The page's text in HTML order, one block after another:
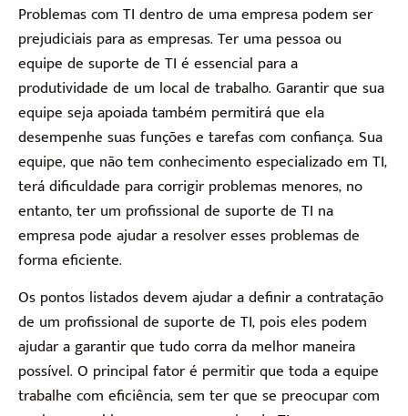
Problemas com TI dentro de uma empresa podem ser
prejudiciais para as empresas. Ter uma pessoa ou
equipe de suporte de TI é essencial para a
produtividade de um local de trabalho. Garantir que sua
equipe seja apoiada também permitirá que ela
desempenhe suas funções e tarefas com confiança. Sua
equipe, que não tem conhecimento especializado em TI,
terá dificuldade para corrigir problemas menores, no
entanto, ter um profissional de suporte de TI na
empresa pode ajudar a resolver esses problemas de
forma eficiente.
Os pontos listados devem ajudar a definir a contratação
de um profissional de suporte de TI, pois eles podem
ajudar a garantir que tudo corra da melhor maneira
possível. O principal fator é permitir que toda a equipe
trabalhe com eficiência, sem ter que se preocupar com